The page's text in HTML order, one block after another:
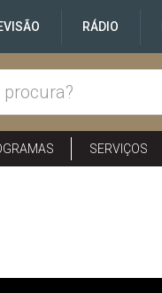
RÁDIO
SERVIÇOS